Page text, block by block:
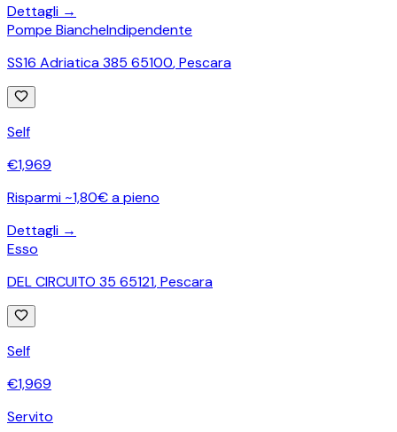
Dettagli →
Pompe BiancheIndipendente
SS16 Adriatica 385 65100,Pescara
Self
€1,969
Risparmi ~1,80€ a pieno
Dettagli →
Esso
DEL CIRCUITO 35 65121,Pescara
Self
€1,969
Servito